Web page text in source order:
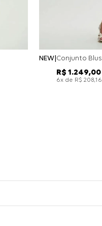
NEW
R$ 1 .249,00
6x de R$ 208,16